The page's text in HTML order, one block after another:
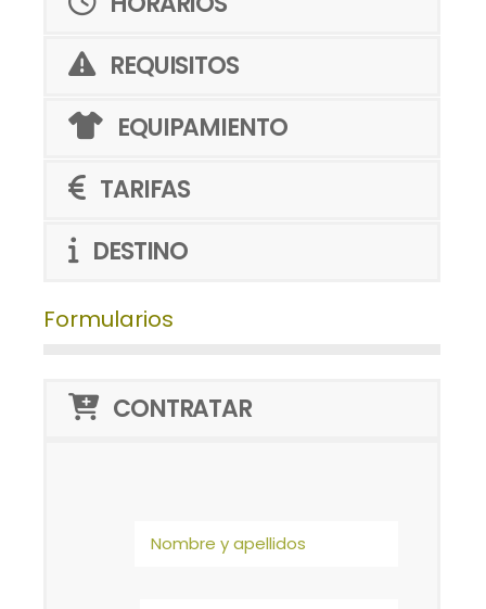
REQUISITOS
EQUIPAMIENTO
TARIFAS
DESTINO
Formularios
CONTRATAR